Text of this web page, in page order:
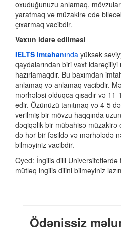
oxuduğunuzu anlamaq,
yaratmaq və müzakirə edə
çıxarmaq vacibdir.
Vaxtın idarə edilməsi
IELTS imtahanında yüksək
qaydalarından biri vaxt
hazırlamaqdır. Bu baxımdan
anlamaq və anlamaq vacibdir.
mərhələsi olduqca qısadır və
edir. Özünüzü tanıtmaq və 4-5
verilmiş bir mövzu haqqında
dəqiqəlik bir mübahisə müzakirə
də hər bir fəsildə və mərhələdə
bilməyiniz vacibdir.
Qyed: İngilis dilli
mütləq ingilis dilini bilməyiniz
Ödənişsiz